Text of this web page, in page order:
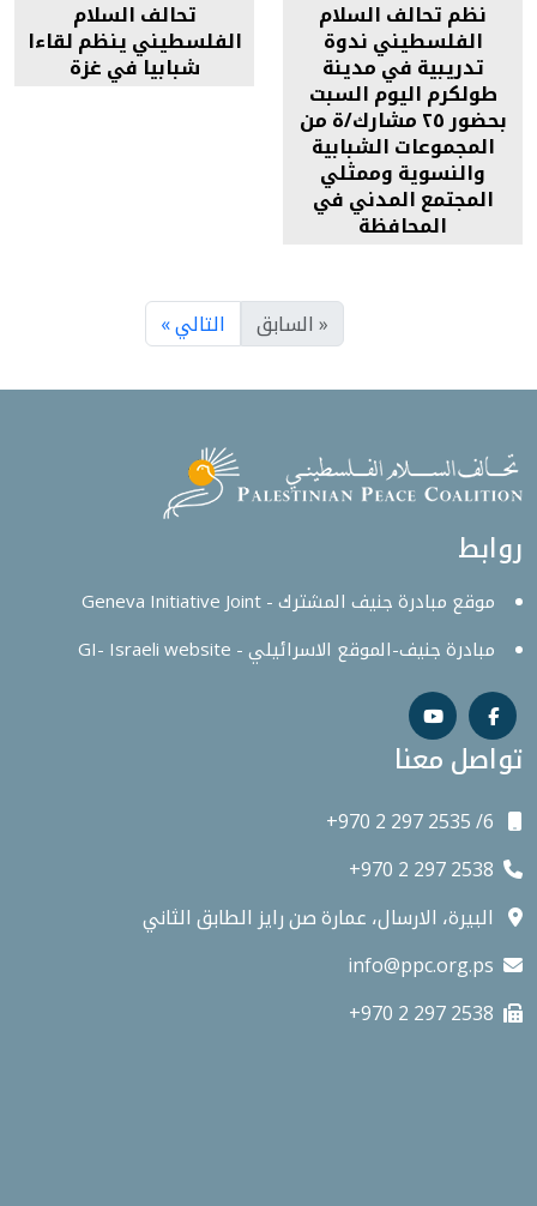
نظم تحالف السلام
الفلسطيني ندوة
تدريبية في مدينة
طولكرم اليوم السبت
بحضور ٢٥ مشارك/ة من
المجموعات الشبابية
والنسوية وممثلي
المجتمع المدني في
المحافظة
تحالف السلام
الفلسطيني ينظم لقاءا
شبابيا في غزة
« السابق التالي »
روابط
موقع مبادرة جنيف المشترك - Geneva Initiative Joint
مبادرة جنيف-الموقع الاسرائيلي - GI- Israeli website
تواصل معنا
+970 2 297 2535 /6
+970 2 297 2538
info@ppc.org.ps
+970 2 297 2538